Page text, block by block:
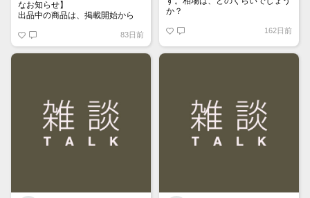
なお知らせ】
出品中の商品は、掲載開始から
「下書き」へ戻ります。
トップページでお気に入り登録が
できるようになりました。
83日前
か？
162日前